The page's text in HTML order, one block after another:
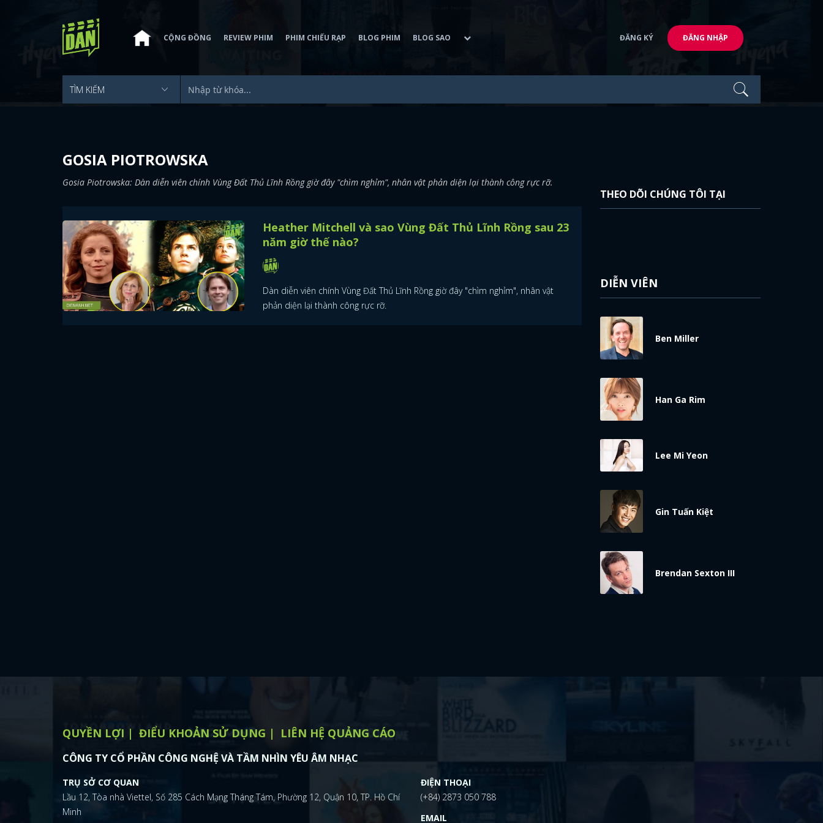
CỘNG ĐỒNG REVIEW PHIM PHIM CHIẾU RẠP BLOG PHIM BLOG SAO ĐĂNG KÝ ĐĂNG NHẬP
GOSIA PIOTROWSKA
Gosia Piotrowska: Dàn diễn viên chính Vùng Đất Thủ Lĩnh Rồng giờ đây "chìm nghỉm", nhân vật phản diện lại thành công rực rỡ.
Heather Mitchell và sao Vùng Đất Thủ Lĩnh Rồng sau 23
năm giờ thế nào?
Dàn diễn viên chính Vùng Đất Thủ Lĩnh Rồng giờ đây "chìm nghỉm", nhân vật
phản diện lại thành công rực rỡ.
THEO DÕI CHÚNG TÔI TẠI
DIỄN VIÊN
Ben Miller
Han Ga Rim
Lee Mi Yeon
Gin Tuấn Kiệt
Brendan Sexton III
QUYỀN LỢI ĐIỂU KHOẢN SỬ DỤNG LIÊN HỆ QUẢNG CÁO
CÔNG TY CỔ PHẦN CÔNG NGHỆ VÀ TẦM NHÌN YÊU ÂM NHẠC
TRỤ SỞ CƠ QUAN
Lầu 12, Tòa nhà Viettel, Số 285 Cách Mạng Tháng Tám, Phường 12, Quận 10, TP. Hồ Chí
Minh
ĐIỆN THOẠI
(+84) 2873 050 788
EMAIL